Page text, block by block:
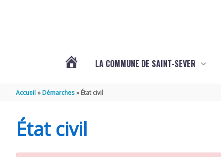
LA COMMUNE DE SAINT-SEVER
Accueil Démarches État civil
État civil